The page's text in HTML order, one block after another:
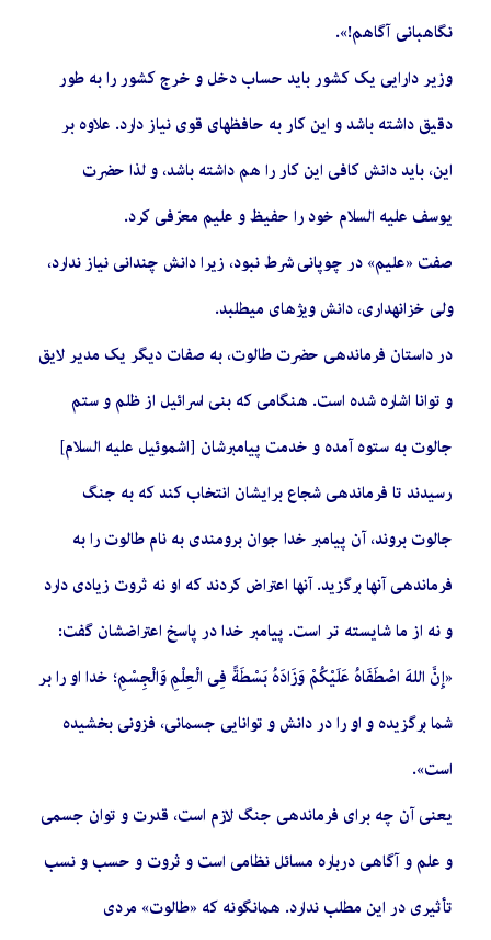
نگاهبانی آگاهم!».
وزیر دارایی یک کشور باید حساب دخل و خرج کشور را به طور
دقیق داشته باشد و این کار به حافظهای قوی نیاز دارد. علاوه بر
این، باید دانش کافی این کار را هم داشته باشد، و لذا حضرت
یوسف علیه السلام خود را حفیظ و علیم معرّفی کرد.
صفت «علیم» در چوپانی شرط نبود، زیرا دانش چندانی نیاز ندارد،
ولی خزانهداری، دانش ویژهای میطلبد.
در داستان فرماندهی حضرت طالوت، به صفات دیگر یک مدیر لایق
و توانا اشاره شده است. هنگامی که بنی اسرائیل از ظلم و ستم
جالوت به ستوه آمده و خدمت پیامبرشان [اشموئیل علیه السلام]
رسیدند تا فرماندهی شجاع برایشان انتخاب کند که به جنگ
جالوت بروند، آن پیامبر خدا جوان برومندی به نام طالوت را به
فرماندهی آنها برگزید. آنها اعتراض کردند که او نه ثروت زیادی دارد
و نه از ما شایسته تر است. پیامبر خدا در پاسخ اعتراضشان گفت:
«إِنَّ اللهَ اصْطَفَاهُ عَلَیْکُمْ وَزَادَهُ بَسْطَةً فِی الْعِلْمِ وَالْجِسْمِ؛ خدا او را بر
شما برگزیده و او را در دانش و توانایی جسمانی، فزونی بخشیده
است».
یعنی آن چه برای فرماندهی جنگ لازم است، قدرت و توان جسمی
و علم و آگاهی درباره مسائل نظامی است و ثروت و حسب و نسب
تأثیری در این مطلب ندارد. همانگونه که «طالوت» مردی